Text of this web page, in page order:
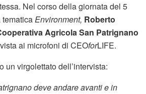
Nel corso della giornata del 5
Environment, Roberto
Agricola San Patrignano
ai microfoni di CEOforLIFE.
un virgolettato dell’intervista:
deve andare avanti e in